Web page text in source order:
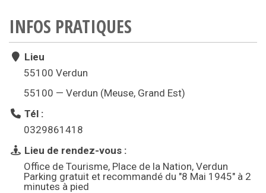
INFOS PRATIQUES
Lieu
55100 Verdun
55100 — Verdun (Meuse, Grand Est)
Tél :
0329861418
Lieu de rendez-vous :
Office de Tourisme, Place de la Nation, Verdun
Parking gratuit et recommandé du "8 Mai 1945" à 2
minutes à pied